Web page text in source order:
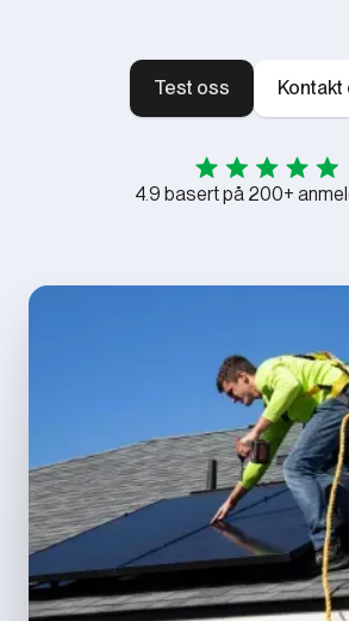
Test oss Kontakt
4.9 basert på 200+